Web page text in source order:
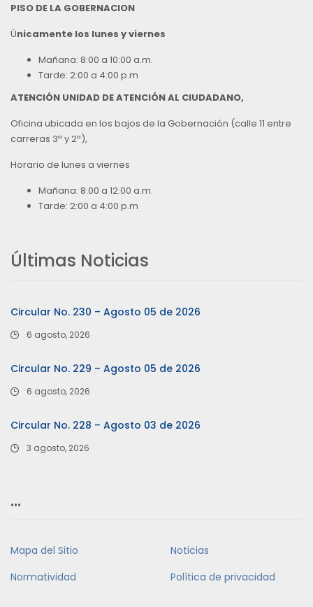
PISO DE LA GOBERNACION
Únicamente los lunes y viernes
Mañana: 8:00 a 10:00 a.m.
Tarde: 2:00 a 4:00 p.m
ATENCIÓN UNIDAD DE ATENCIÓN AL CIUDADANO,
Oficina ubicada en los bajos de la Gobernación (calle 11 entre
carreras 3ª y 2ª),
Horario de lunes a viernes
Mañana: 8:00 a 12:00 a.m.
Tarde: 2:00 a 4:00 p.m
Últimas Noticias
Circular No. 230 – Agosto 05 de 2026
6 agosto, 2026
Circular No. 229 – Agosto 05 de 2026
6 agosto, 2026
Circular No. 228 – Agosto 03 de 2026
3 agosto, 2026
…
Mapa del Sitio
Noticias
Normatividad
Política de privacidad